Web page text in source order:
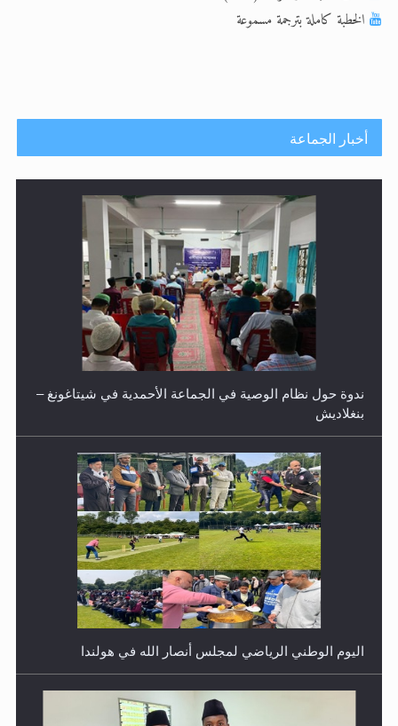
الخطبة كاملة بترجمة مسموعة
أخبار الجماعة
ندوة حول نظام الوصية في الجماعة الأحمدية في شيتاغونغ –
بنغلاديش
اليوم الوطني الرياضي لمجلس أنصار الله في هولندا